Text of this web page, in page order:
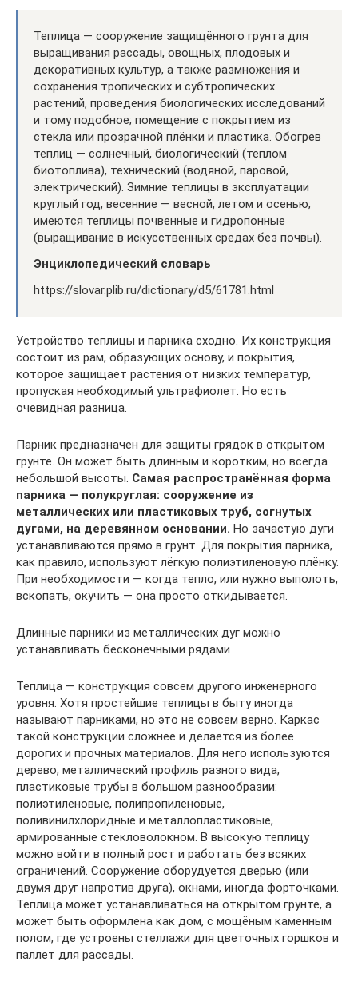
Теплица — сооружение защищённого грунта для
выращивания рассады, овощных, плодовых и
декоративных культур, а также размножения и
сохранения тропических и субтропических
растений, проведения биологических исследований
и тому подобное; помещение с покрытием из
стекла или прозрачной плёнки и пластика. Обогрев
теплиц — солнечный, биологический (теплом
биотоплива), технический (водяной, паровой,
электрический). Зимние теплицы в эксплуатации
круглый год, весенние — весной, летом и осенью;
имеются теплицы почвенные и гидропонные
(выращивание в искусственных средах без почвы).
Энциклопедический словарь
https://slovar.plib.ru/dictionary/d5/61781.html
Устройство теплицы и парника сходно. Их конструкция
состоит из рам, образующих основу, и покрытия,
которое защищает растения от низких температур,
пропуская необходимый ультрафиолет. Но есть
очевидная разница.
Парник предназначен для защиты грядок в открытом
грунте. Он может быть длинным и коротким, но всегда
небольшой высоты. Самая распространённая форма
парника — полукруглая: сооружение из
металлических или пластиковых труб, согнутых
дугами, на деревянном основании. Но зачастую дуги
устанавливаются прямо в грунт. Для покрытия парника,
как правило, используют лёгкую полиэтиленовую плёнку.
При необходимости — когда тепло, или нужно выполоть,
вскопать, окучить — она просто откидывается.
Длинные парники из металлических дуг можно
устанавливать бесконечными рядами
Теплица — конструкция совсем другого инженерного
уровня. Хотя простейшие теплицы в быту иногда
называют парниками, но это не совсем верно. Каркас
такой конструкции сложнее и делается из более
дорогих и прочных материалов. Для него используются
дерево, металлический профиль разного вида,
пластиковые трубы в большом разнообразии:
полиэтиленовые, полипропиленовые,
поливинилхлоридные и металлопластиковые,
армированные стекловолокном. В высокую теплицу
можно войти в полный рост и работать без всяких
ограничений. Сооружение оборудуется дверью (или
двумя друг напротив друга), окнами, иногда форточками.
Теплица может устанавливаться на открытом грунте, а
может быть оформлена как дом, с мощёным каменным
полом, где устроены стеллажи для цветочных горшков и
паллет для рассады.